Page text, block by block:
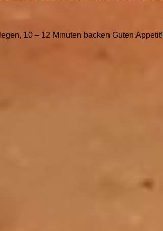
10 – 12 Minuten backen Guten Appetit!